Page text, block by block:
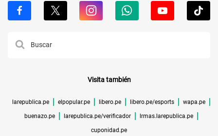
Visita también
larepublica.pe elpopular.pe libero.pe libero.pe/esports wapa.pe
buenazo.pe larepublica.pe/verificador lrmas.larepublica.pe
cuponidad.pe